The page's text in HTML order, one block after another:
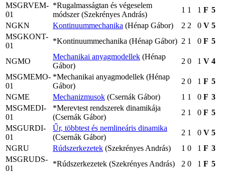
MSGRVEM-
01
*Rugalmasságtan és végeselem
módszer (Szekrényes András)
1 1 1 F 5
NGKN
Kontinuummechanika (Hénap Gábor) 2 2 0 V 5
MSGKONT-
01
*Kontinuummechanika (Hénap Gábor) 2 1 0 F 5
NGMO
Mechanikai anyagmodellek (Hénap
Gábor)
2 0 1 V 4
MSGMEMO-
01
*Mechanikai anyagmodellek (Hénap
Gábor)
2 0 1 F 5
NGME
Mechanizmusok (Csernák Gábor) 1 1 0 F 3
MSGMEDI-
01
*Merevtest rendszerek dinamikája
(Csernák Gábor)
2 1 0 F 5
MSGURDI-
01
Űr, többtest és nemlineáris dinamika
(Csernák Gábor)
2 1 0 V 5
NGRU
Rúdszerkezetek (Szekrényes András) 1 0 1 F 3
MSGRUDS-
01
*Rúdszerkezetek (Szekrényes András) 2 0 1 F 5